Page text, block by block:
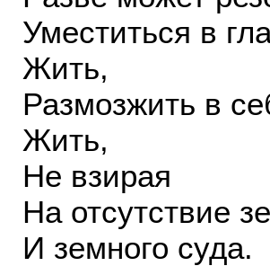
Уместиться в
Жить,
Размозжить в
Жить,
Не взирая
На отсутствие
И земного суда.